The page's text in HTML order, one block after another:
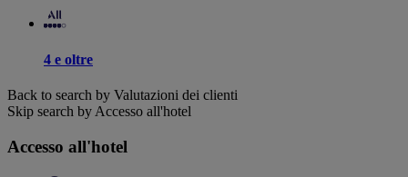
4 e oltre
Back to search by Valutazioni dei clienti
Skip search by Accesso all'hotel
Accesso all'hotel